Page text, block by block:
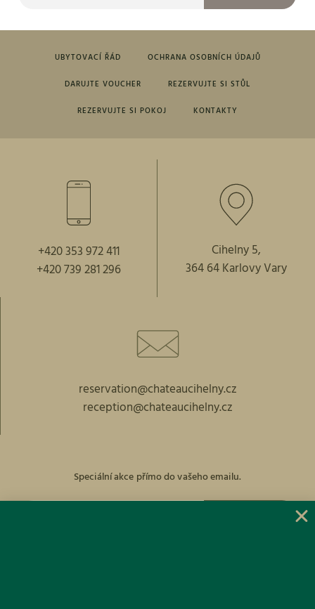
UBYTOVACÍ ŘÁD OCHRANA OSOBNÍCH ÚDAJŮ
DARUJTE VOUCHER REZERVUJTE SI STŮL
REZERVUJTE SI POKOJ KONTAKTY
+420 353 972 411
+420 739 281 296
Cihelny 5,
364 64 Karlovy Vary
reservation@chateaucihelny.cz
reception@chateaucihelny.cz
Speciální akce přímo do vašeho emailu.